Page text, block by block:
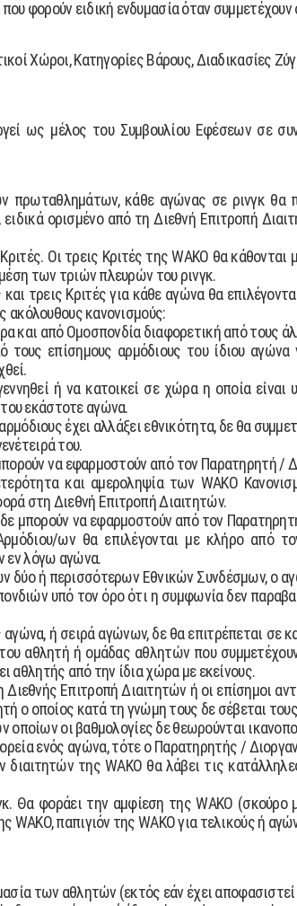
φορούν ειδική ενδυµασία όταν
Χώροι, Κατηγορίες Βάρους, ∆ιαδικασίες
ως µέλος του Συµβουλίου Εφέσεων σε
κάθε αγώνας σε ρινγκ θα
ορισµένο από τη ∆ιεθνή Επιτροπή
Οι τρεις Κριτές της WAKO θα
των τριών πλευρών του ρινγκ.
και τρεις Κριτές για κάθε αγώνα θα
ακόλουθους κανονισµούς:
και από Οµοσπονδία διαφορετική από τους
τους επίσηµους αρµόδιους του ίδιου
ή να κατοικεί σε χώρα η οποία
εκάστοτε αγώνα.
έχει αλλάξει εθνικότητα, δε θα
του.
να εφαρµοστούν από τον Παρατηρητή /
και αµεροληψία των WAKO
στη ∆ιεθνή Επιτροπή ∆ιαιτητών.
µπορούν να εφαρµοστούν από τον
ων θα επιλέγονται µε κλήρο από
εν λόγω αγώνα.
ή περισσότερων Εθνικών Συνδέσµων, ο
υπό τον όρο ότι η συµφωνία δεν
αγώνα, ή σειρά αγώνων, δε θα επιτρέπεται
του αθλητή ή οµάδας αθλητών που
αθλητής από την ίδια χώρα µε εκείνους.
Επιτροπή ∆ιαιτητών ή οι επίσηµοι
ο οποίος κατά τη γνώµη τους δε σέβεται
οποίων οι βαθµολογίες δε θεωρούνται
ενός αγώνα, τότε ο Παρατηρητής /
της WAKO θα λάβει τις
Θα φοράει την αµφίεση της WAKO
WAKO, παπιγιόν της WAKO για τελικούς ή
των αθλητών (εκτός εάν έχει